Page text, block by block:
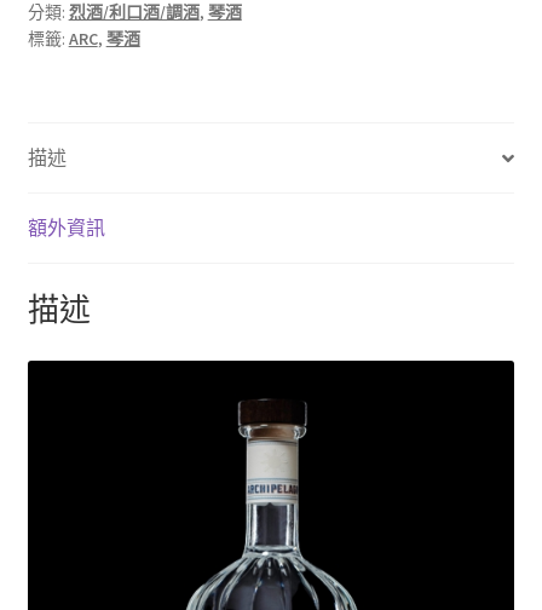
分類: 烈酒/利口酒/調酒, 琴酒
標籤: ARC, 琴酒
描述
額外資訊
描述